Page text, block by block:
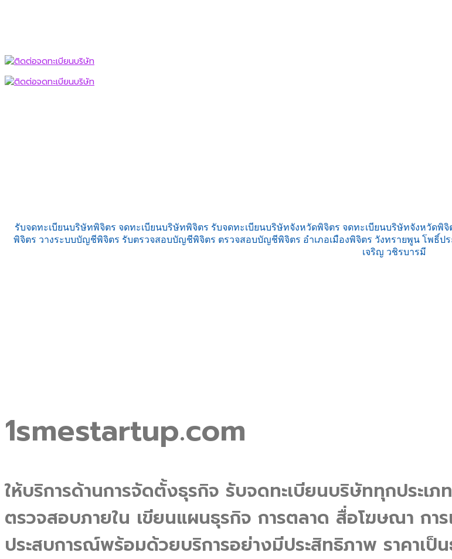
รับจดทะเบียนบริษัทพิจิตร จดทะเบียนบริษัทพิจิตร รับจดทะเบียนบริษัทจังหวัดพิจิตร จดทะเบียนบริษัทจังหวั
พิจิตร วางระบบบัญชีพิจิตร รับตรวจสอบบัญชีพิจิตร ตรวจสอบบัญชีพิจิตร อำเภอเมืองพิจิตร วังทรายพูน โพธิ์ป
เจริญ วชิรบารมี
1smestartup.com
ให้บริการด้านการจัดตั้งธุรกิจ รับจดทะเบียนบริษัททุกประ
ตรวจสอบภายใน เขียนแผนธุรกิจ การตลาด สื่อโฆษณา ก
ประสบการณ์พร้อมด้วยบริการอย่างมีประสิทธิภาพ ราคาเป็